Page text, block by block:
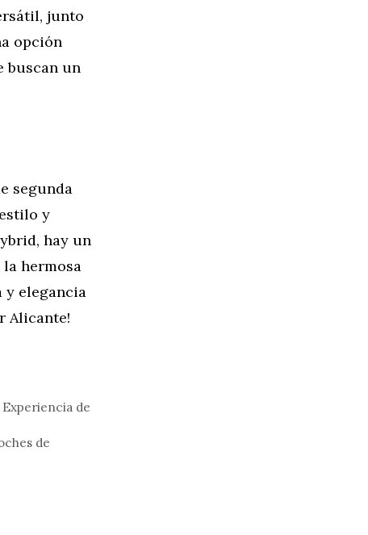
junto
opción
buscan un
segunda
y
hay un
hermosa
y elegancia
Alicante!
Experiencia de
de